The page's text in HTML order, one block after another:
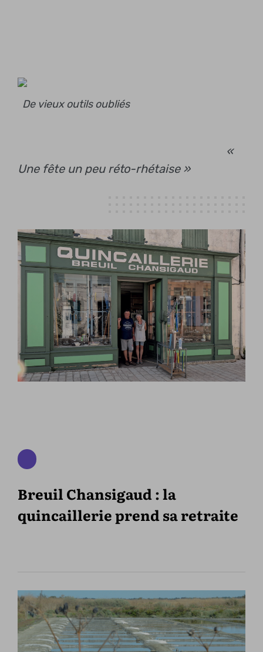
De vieux outils oubliés
«
Une fête un peu réto-rhétaise »
Breuil Chansigaud : la
quincaillerie prend sa retraite